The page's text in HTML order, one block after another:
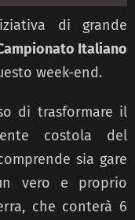
di grande
Italiano
week-end.
di trasformare il
costola del
sia gare
vero e proprio
che conterà 6